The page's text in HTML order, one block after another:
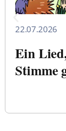
22.07.2026
Ein
Stimme